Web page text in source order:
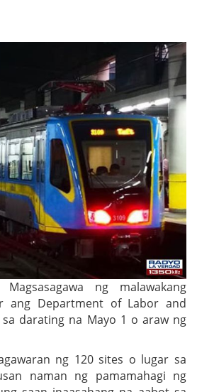
Magsasagawa ng malawakang
ang Department of Labor and
sa darating na Mayo 1 o araw ng
ng 120 sites o lugar sa
naman ng pamamahagi ng